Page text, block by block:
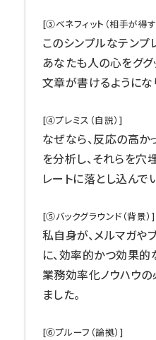
[③ベネフィット（相手が得す
このシンプルなテンプ
あなたも人の心をグ
文章が書けるようにな
[④プレミス（自説）]
なぜなら、反応の高
を分析し、それらを穴
レートに落とし込んで
[⑤バックグラウンド（背景）]
私自身が、メルマガや
に、効率的かつ効果
業務効率化ノウハウ
ました。
[⑥プルーフ（論拠）]